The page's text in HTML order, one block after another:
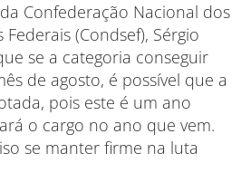
Confederação Nacional dos
(Condsef), Sérgio
se a categoria conseguir
de agosto, é possível que a
pois este é um ano
o cargo no ano que vem.
se manter firme na luta